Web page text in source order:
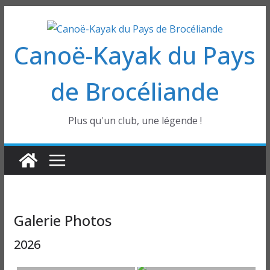
contenu
Canoë-Kayak du Pays
de Brocéliande
Plus qu'un club, une légende !
Galerie Photos
2026